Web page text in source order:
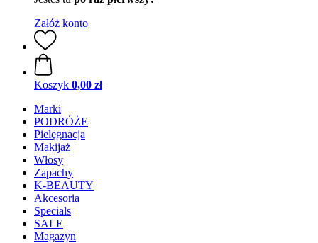
Załóż konto
Koszyk 0,00 zł
Marki
PODRÓŻE
Pielęgnacja
Makijaż
Włosy
Zapachy
K-BEAUTY
Akcesoria
Specials
SALE
Magazyn